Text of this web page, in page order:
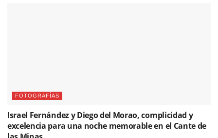
FOTOGRAFÍAS
Israel Fernández y Diego del Morao, complicidad y
excelencia para una noche memorable en el Cante de